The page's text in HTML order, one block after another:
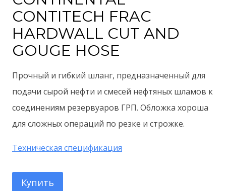
CONTITECH FRAC
HARDWALL CUT AND
GOUGE HOSE
Прочный и гибкий шланг, предназначенный для
подачи сырой нефти и смесей нефтяных шламов к
соединениям резервуаров ГРП. Обложка хороша
для сложных операций по резке и строжке.
Техническая спецификация
Купить